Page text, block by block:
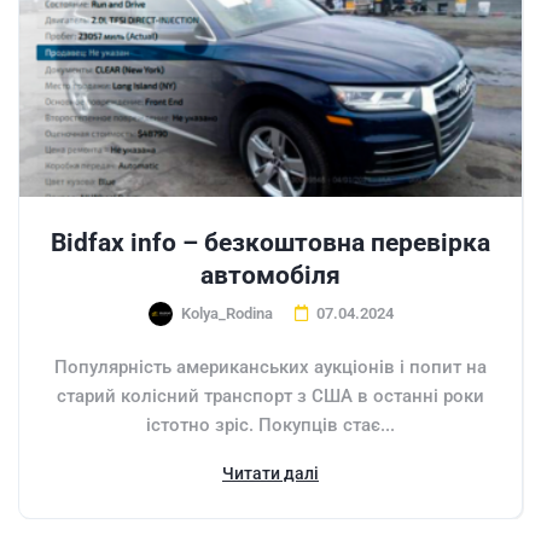
Bidfax info – безкоштовна перевірка
автомобіля
Kolya_Rodina 07.04.2024
Популярність американських аукціонів і попит на
старий колісний транспорт з США в останні роки
істотно зріс. Покупців стає...
Читати далі